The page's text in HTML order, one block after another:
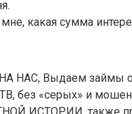
какая сумма
Выдаем займы от
«серых» и
ИСТОРИИ, также